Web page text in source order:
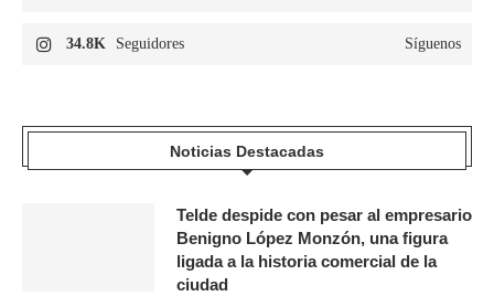
34.8K Seguidores Síguenos
Noticias Destacadas
Telde despide con pesar al empresario
Benigno López Monzón, una figura
ligada a la historia comercial de la
ciudad